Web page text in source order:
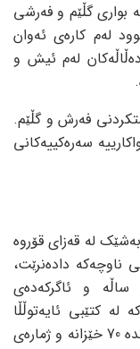
بواری گڵێم و فەرشی
لەم کارەی ئەوان
لەم ئیش و
فەرش و گڵێم.
سەرەکییەکانی
لە قەزای قۆروە
ناوچەکە دادەنرێت،
و ئاگرکەدەی
کتێبی ئایەتوڵڵا
مەردوخ ئاماژە بە مێژووەکەی دراوە. ئەم گوندە 70 خێزانە و ژمارەی